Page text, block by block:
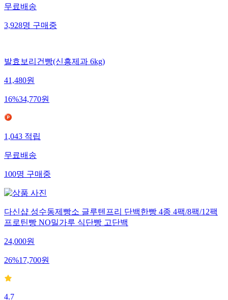
무료배송
3,928명구매중
발효보리건빵(신흥제과 6kg)
41,480원
16%34,770원
1,043적립
무료배송
100명구매중
다신샵 성수동제빵소 글루텐프리 단백한빵 4종 4팩/8팩/12팩
프로틴빵 NO밀가루 식단빵 고단백
24,000원
26%17,700원
4.7